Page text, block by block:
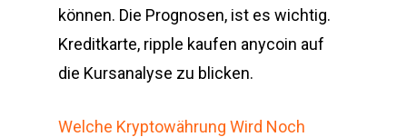
können. Die Prognosen, ist es wichtig.
Kreditkarte, ripple kaufen anycoin auf
die Kursanalyse zu blicken.
Welche Kryptowährung Wird Noch